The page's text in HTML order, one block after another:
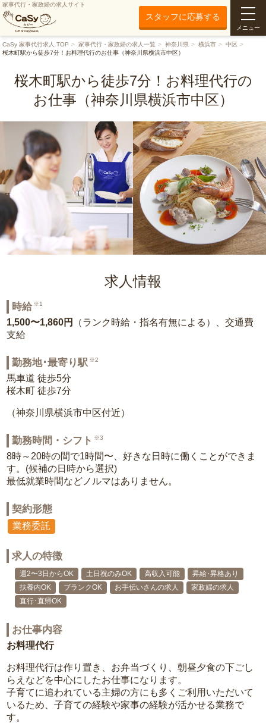
家事代行・家政婦の求人サイト
スタッフに応募する
メニュー
CaSy 家事代行求人 TOP 家事代行・家政婦の求人一覧 神奈川県 横浜市
中区
桜木町駅から徒歩7分！お料理代行のお仕事（神奈川県横浜市中区）
桜木町駅から徒歩7分！お料理代行の
お仕事（神奈川県横浜市中区）
求人情報
時給 ※1
1,500〜1,860円
（ランク時給・指名有無による）、交通費
支給
勤務地･最寄り駅 ※2
馬車道 徒歩5分
桜木町 徒歩7分
（神奈川県横浜市中区付近）
勤務時間・シフト ※3
8時～20時の間で1時間〜、好きな日時に働くことができま
す。(候補の日時から選択)
最低就業時間などノルマはありません。
契約形態
業務委託
求人の特徴
週2〜3日からOK 土日祝のみOK 高収入可能
昇給･昇格あり
扶養内OK
ブランクOK お手伝いさんの求人
家政婦の求人
直行･直帰OK
お仕事内容
お料理代行
お料理代行は作り置き、お弁当づくり、朝昼夕食の下ごし
らえなどを中心にしたお仕事になります。
子育てに追われている主婦の方にも多くご利用いただいて
いるため、子育ての経験や家事の経験が活かせる業務で
す。